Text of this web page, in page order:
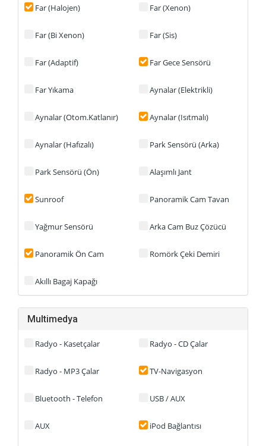
Far (Halojen) Far (Xenon)
Far (Bi Xenon) Far (Sis)
Far (Adaptif) Far Gece Sensörü
Far Yıkama Aynalar (Elektrikli)
Aynalar (Otom.Katlanır) Aynalar (Isıtmalı)
Aynalar (Hafızalı) Park Sensörü (Arka)
Park Sensörü (Ön) Alaşımlı Jant
Sunroof Panoramik Cam Tavan
Yağmur Sensörü Arka Cam Buz Çözücü
Panoramik Ön Cam Romörk Çeki Demiri
Akıllı Bagaj Kapağı
Multimedya
Radyo - Kasetçalar Radyo - CD Çalar
Radyo - MP3 Çalar TV-Navigasyon
Bluetooth - Telefon USB / AUX
AUX iPod Bağlantısı